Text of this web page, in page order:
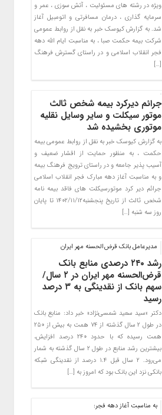
ویژه در رشته های مسئولیت ، آتش سوزی ، عمر و
سرمایه گذاری ، درمان مسافرتی و اتومبیل آغاز
شد. به گزارش کیوسک خبر به نقل از روابط عمومی
شرکت بیمه حکمت صبا ، به مناسبت ایام الله دهه
فجر انقلاب اسلامی و در راستای گسترش فرهنگ
[…]
جرائم دیرکرد بیمه شخص ثالث
موتور سیکلت و سایر وسایل نقلیه
موتوری بخشیده شد
به گزارش کیوسک خبر به نقل از روابط عمومی بیمه
حکمت ، به منظور حمایت از اقشار ضعیف و
آسیب پذیر جامعه و در راستای ترویج فرهنگ بیمه
و به مناسبت آغاز دهه مبارک فجر انقلاب اسلامی
جرائم دیر کرد موتورسیکلت های فاقد بیمه نامه
شخص ثالث از تاریخ پنجشنبه۱۴۰۲/۱۱/۱۲ تا پایان
روز سه شنبه […]
مدیرعامل بانک قرض‌الحسنه مهر ایران
رشد ۲۴۰ درصدی منابع بانک
قرض‌الحسنه مهر ایران در ۲ سال/
سهم بانک از نقدینگی به ۳ درصد
رسید
دکتر «سید سعید شمسی‌نژاد» خبر داد: منابع بانک
در طول ۲ سال گذشته از ۷۴ همت به بیش از ۲۵۰
همت رسیده که با حدود ۲۴۰ درصد افزایش،
بیشترین رشد منابع در طول ۲ سال گذشته به شمار
می‌رود. ۲ سال قبل ۱.۴ درصد از نقدینگی شبکه
بانکی نزد این بانک بود که امروز به […]
به مناسبت آغاز دهه فجر: